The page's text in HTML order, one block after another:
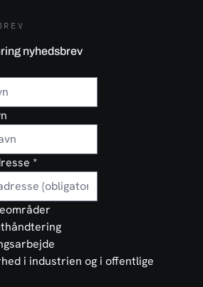
nyhedsbrev
*
i industrien og i offentlige